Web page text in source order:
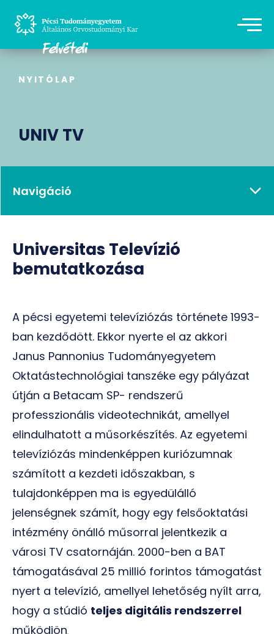
NYITÓLAP
UNIV TV
Universitas Televízió
bemutatkozása
A pécsi egyetemi televíziózás története 1993-
ban kezdődött. Ekkor nyerte el az akkori
Janus Pannonius Tudományegyetem
Oktatástechnológiai tanszéke egy pályázat
útján a Betacam SP- rendszerű
professzionális videotechnikát, amellyel
elindulhatott a műsorkészítés. Az egyetemi
televíziózás mindenképpen kuriózumnak
számított a kezdeti időszakban, s
tulajdonképpen ma is egyedülálló
jelenségnek számít, hogy egy felsőoktatási
intézmény önálló műsorral jelentkezik a
városi TV csatornáján. 2000-ben a BAT
támogatásával 25 millió forintos támogatást
nyert a televízió, amellyel lehetőség nyílt arra,
hogy a stúdió teljes digitális rendszerrel
működjön.
Navigáció